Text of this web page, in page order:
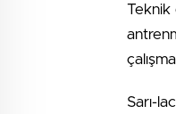
Teknik
Sarı-